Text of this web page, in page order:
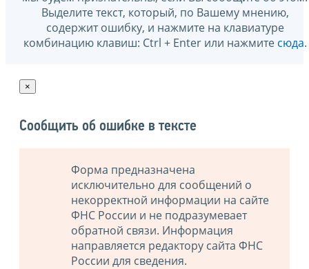
Выделите текст, который, по Вашему мнению,
содержит ошибку, и нажмите на клавиатуре
комбинацию клавиш: Ctrl + Enter или нажмите сюда.
×
Сообщить об ошибке в тексте
Форма предназначена
исключительно для сообщений о
некорректной информации на сайте
ФНС России и не подразумевает
обратной связи. Информация
направляется редактору сайта ФНС
России для сведения.